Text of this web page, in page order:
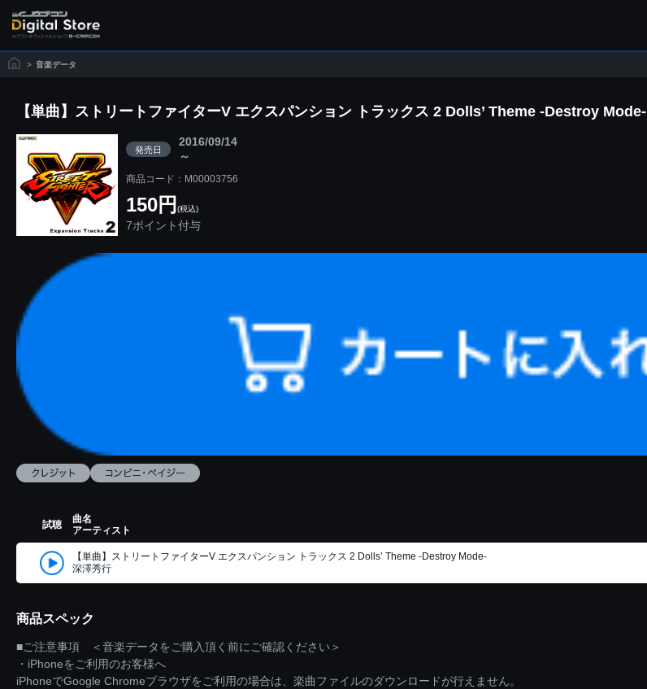
> 音楽データ
【単曲】ストリートファイターV エクスパンション トラックス 2 Dolls’ Theme -Destroy Mode-
発売日
2016/09/14
～
商品コード：M00003756
150円 (税込)
7ポイント付与
試聴
曲名
アーティスト
【単曲】ストリートファイターV エクスパンション トラックス 2 Dolls’ Theme -Destroy Mode-
深澤秀行
商品スペック
■ご注意事項 ＜音楽データをご購入頂く前にご確認ください＞
・iPhoneをご利用のお客様へ
iPhoneでGoogle Chromeブラウザをご利用の場合は、楽曲ファイルのダウンロードが行えません。